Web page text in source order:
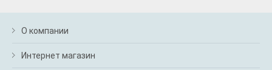
О компании
Интернет магазин